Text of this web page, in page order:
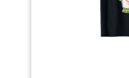
et des chaussettes lolita à
nœud, vous permettent de